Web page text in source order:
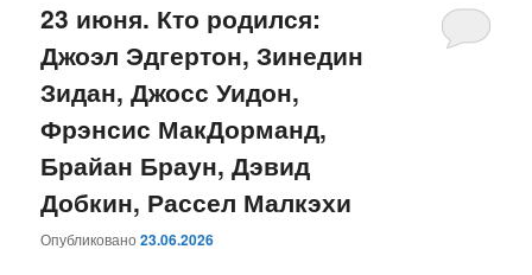
основному
содержимому
дополнительному
содержимому
23 июня. Кто родился:
Джоэл Эдгертон, Зинедин
Зидан, Джосс Уидон,
Фрэнсис МакДорманд,
Брайан Браун, Дэвид
Добкин, Рассел Малкэхи
Опубликовано23.06.2026